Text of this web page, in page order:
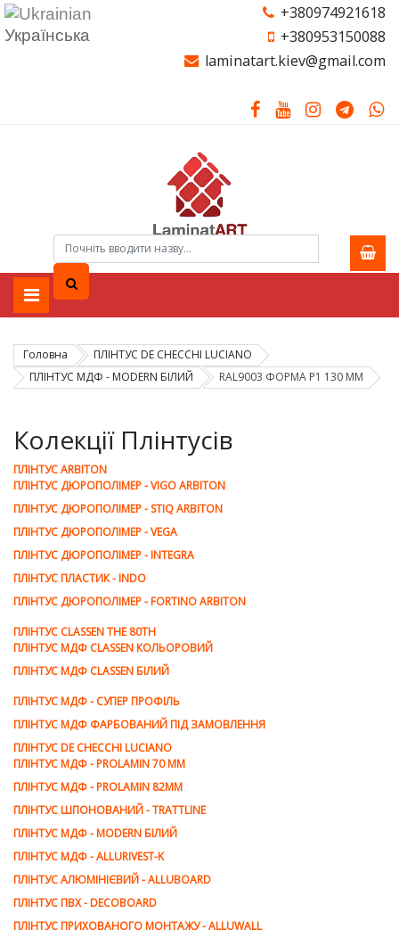
Українська
+380974921618
+380953150088
laminatart.kiev@gmail.com
Головна
ПЛІНТУС DE CHEСCHI LUCIANO
ПЛІНТУС МДФ - MODERN БІЛИЙ
RAL9003 ФОРМА Р1 130 ММ
Колекції Плінтусів
ПЛІНТУС ARBITON
ПЛІНТУС ДЮРОПОЛІМЕР - VIGO ARBITON
ПЛІНТУС ДЮРОПОЛІМЕР - STIQ ARBITON
ПЛІНТУС ДЮРОПОЛІМЕР - VEGA
ПЛІНТУС ДЮРОПОЛІМЕР - INTEGRA
ПЛІНТУС ПЛАСТИК - INDO
ПЛІНТУС ДЮРОПОЛІМЕР - FORTINO ARBITON
ПЛІНТУС CLASSEN THE 80TH
ПЛІНТУС МДФ CLASSEN КОЛЬОРОВИЙ
ПЛІНТУС МДФ CLASSEN БІЛИЙ
ПЛІНТУС МДФ - СУПЕР ПРОФІЛЬ
ПЛІНТУС МДФ ФАРБОВАНИЙ ПІД ЗАМОВЛЕННЯ
ПЛІНТУС DE CHEСCHI LUCIANO
ПЛІНТУС МДФ - PROLAMIN 70 MM
ПЛІНТУС МДФ - PROLAMIN 82ММ
ПЛІНТУС ШПОНОВАНИЙ - TRATTLINE
ПЛІНТУС МДФ - MODERN БІЛИЙ
ПЛІНТУС МДФ - ALLURIVEST-K
ПЛІНТУС АЛЮМІНІЄВИЙ - ALLUBOARD
ПЛІНТУС ПВХ - DECOBOARD
ПЛІНТУС ПРИХОВАНОГО МОНТАЖУ - ALLUWALL